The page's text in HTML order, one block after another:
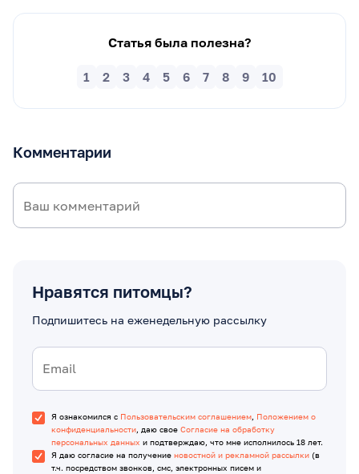
Статья была полезна?
10
9
8
7
6
5
4
3
2
1
Комментарии
Нравятся питомцы?
Подпишитесь на еженедельную рассылку
Я ознакомился с Пользовательским соглашением, Положением о
конфиденциальности, даю свое Согласие на обработку
персональных данных и подтверждаю, что мне исполнилось 18 лет.
Я даю согласие на получение новостной и рекламной рассылки (в
т.ч. посредством звонков, смс, электронных писем и